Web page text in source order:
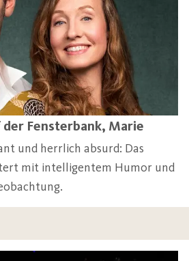
der Fensterbank, Marie
und herrlich absurd: Das
mit intelligentem Humor und